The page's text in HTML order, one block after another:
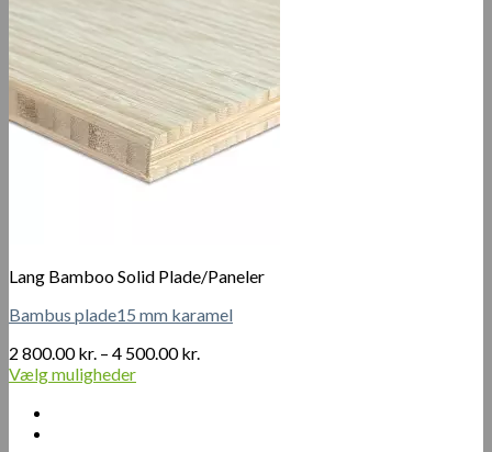
varianter.
Mulighederne
kan
vælges
på
varesiden
Lang Bamboo Solid Plade/Paneler
Bambus plade15 mm karamel
2 800.00kr. – 4 500.00kr.
Vælg muligheder
vare